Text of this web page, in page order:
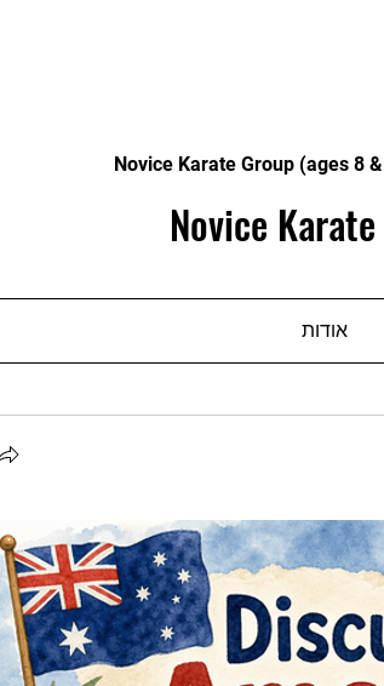
Novice Karate Group (ages 8
Novice
אודות